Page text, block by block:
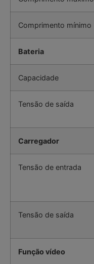
Comprimento mínimo
Bateria
Capacidade
Tensão de saída
Carregador
Tensão de entrada
Tensão de saída
Função vídeo